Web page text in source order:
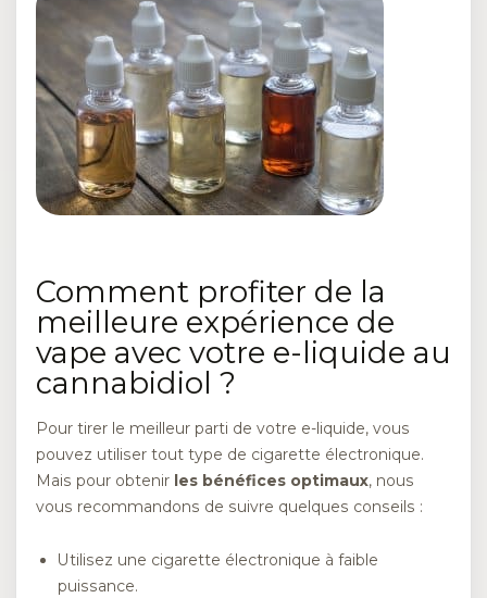
Comment profiter de la
meilleure expérience de
vape avec votre e-liquide au
cannabidiol ?
Pour tirer le meilleur parti de votre e-liquide, vous
pouvez utiliser tout type de cigarette électronique.
Mais pour obtenir les bénéfices optimaux, nous
vous recommandons de suivre quelques conseils :
Utilisez une cigarette électronique à faible
puissance.